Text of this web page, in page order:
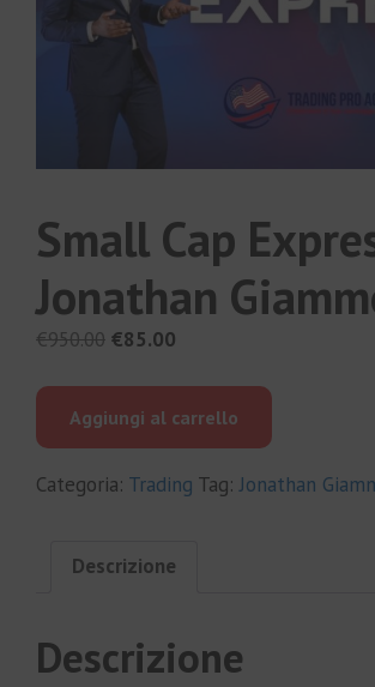
Small Cap
Jonathan
€950.00 Il
era:
€85.00
è:
Aggiungi al carrello
Categoria: Trading Tag:Jonathan
Descrizione
Descrizione